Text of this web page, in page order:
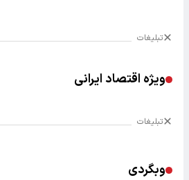
تبلیغات
ویژه اقتصاد ایرانی
تبلیغات
وبگردی